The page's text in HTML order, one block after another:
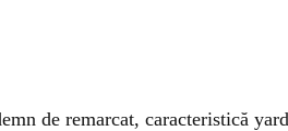
de remarcat, caracteristică